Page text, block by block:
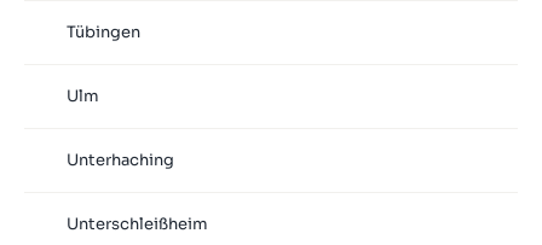
Tübingen
Ulm
Unterhaching
Unterschleißheim